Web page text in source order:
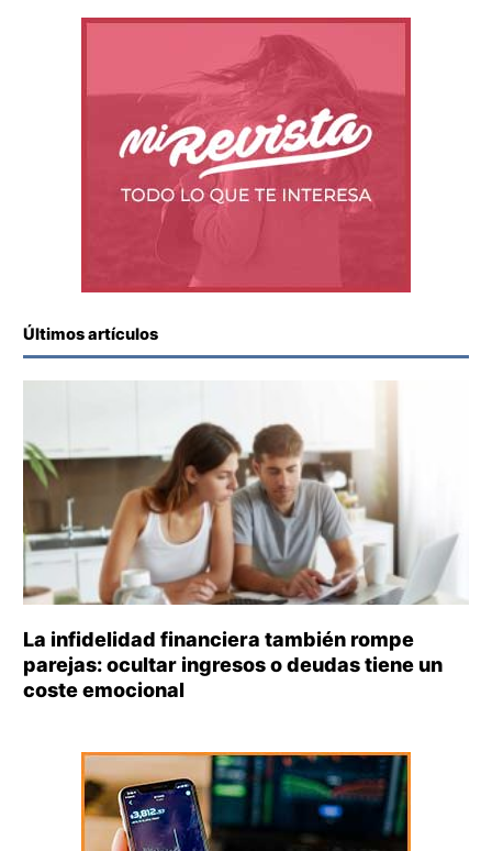
Últimos artículos
La infidelidad financiera también rompe
parejas: ocultar ingresos o deudas tiene un
coste emocional